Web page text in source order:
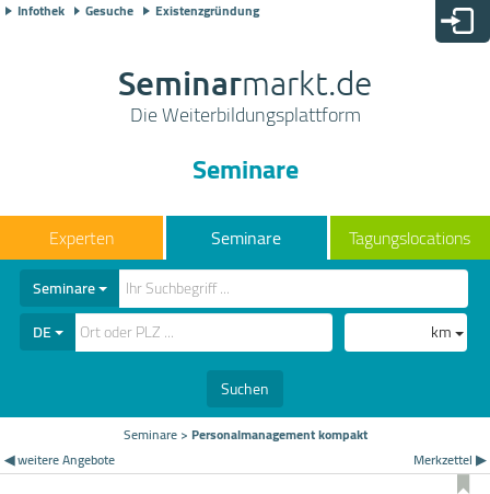
Infothek Gesuche Existenzgründung
Seminarmarkt.de
Die Weiterbildungsplattform
Seminare
Seminare Tagungslocations
Seminare
DE
km
Suchen
Seminare> Personalmanagement kompakt
◀ weitere Angebote
Merkzettel ▶